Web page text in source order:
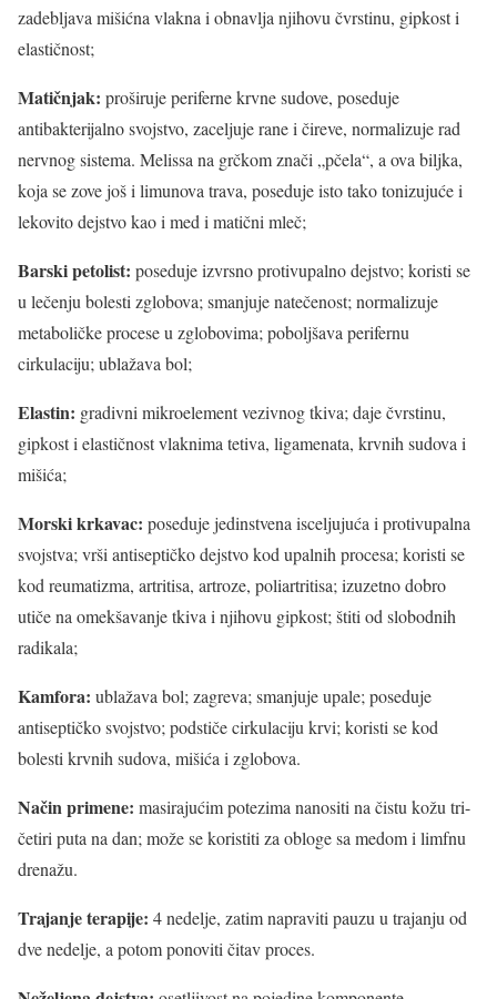
zadebljava mišićna vlakna i obnavlja njihovu čvrstinu, gipkost i
elastičnost;
Matičnjak: proširuje periferne krvne sudove, poseduje
antibakterijalno svojstvo, zaceljuje rane i čireve, normalizuje rad
nervnog sistema. Melissa na grčkom znači „pčela“, a ova biljka,
koja se zove još i limunova trava, poseduje isto tako tonizujuće i
lekovito dejstvo kao i med i matični mleč;
Barski petolist: poseduje izvrsno protivupalno dejstvo; koristi se
u lečenju bolesti zglobova; smanjuje natečenost; normalizuje
metaboličke procese u zglobovima; poboljšava perifernu
cirkulaciju; ublažava bol;
Elastin: gradivni mikroelement vezivnog tkiva; daje čvrstinu,
gipkost i elastičnost vlaknima tetiva, ligamenata, krvnih sudova i
mišića;
Morski krkavac: poseduje jedinstvena isceljujuća i protivupalna
svojstva; vrši antiseptičko dejstvo kod upalnih procesa; koristi se
kod reumatizma, artritisa, artroze, poliartritisa; izuzetno dobro
utiče na omekšavanje tkiva i njihovu gipkost; štiti od slobodnih
radikala;
Kamfora: ublažava bol; zagreva; smanjuje upale; poseduje
antiseptičko svojstvo; podstiče cirkulaciju krvi; koristi se kod
bolesti krvnih sudova, mišića i zglobova.
Način primene: masirajućim potezima nanositi na čistu kožu tri-
četiri puta na dan; može se koristiti za obloge sa medom i limfnu
drenažu.
Trajanje terapije: 4 nedelje, zatim napraviti pauzu u trajanju od
dve nedelje, a potom ponoviti čitav proces.